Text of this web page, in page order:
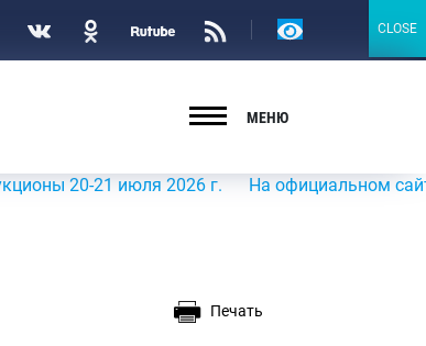
Версия
МЕНЮ
20-21 июля 2026 г. На официальном сайте
Печать
CLOSE
CLOSE